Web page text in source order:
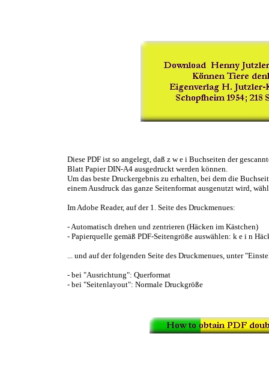
Diese PDF ist so angelegt, daß z w e i Buchseiten der
Blatt Papier DIN-A4 ausgedruckt werden können.
Um das beste Druckergebnis zu erhalten, bei dem die
einem Ausdruck das ganze Seitenformat ausgenutzt wird,
Im Adobe Reader, auf der 1. Seite des Druckmenues:
- Automatisch drehen und zentrieren (Häcken im Kästchen)
- Papierquelle gemäß PDF-Seitengröße auswählen: k e i n
... und auf der folgenden Seite des Druckmenues, unter
- bei "Ausrichtung": Querformat
- bei "Seitenlayout": Normale Druckgröße